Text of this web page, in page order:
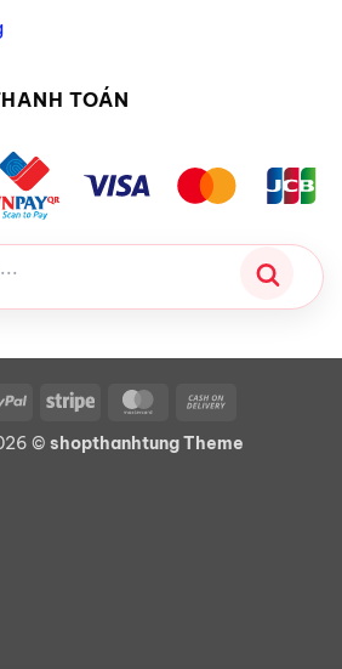
TOÁN
PayPal Stripe MasterCard
Delivery
© shopthanhtung Theme